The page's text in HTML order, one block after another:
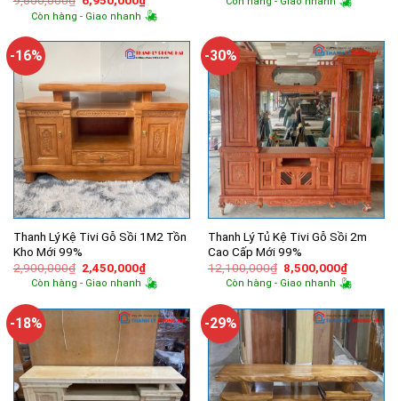
gốc
là:
hiện
tại
6,950,000₫.
Còn hàng - Giao nhanh
là:
tại
-16%
Thanh Lý Kệ Tivi Gỗ Sồi 1M2 Tồn
Kho Mới 99%
2,900,000₫ Giá
gốc
là:
2,450,000₫Giá
hiện
tại
2,450,000₫.
Còn hàng - Giao nhanh
-30%
Thanh Lý Tủ Kệ Tivi Gỗ Sồi 2m
Cao Cấp Mới 99%
12,100,000₫ Giá
gốc
là:
8,500,000₫Giá
hiện
tại
Còn hàng - Giao nhanh
-18% -29%